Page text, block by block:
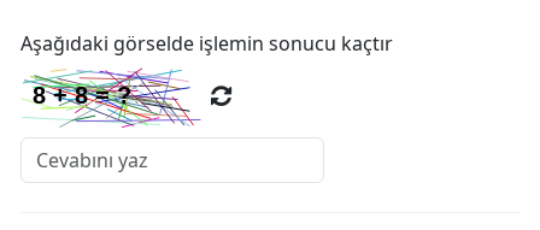
Aşağıdaki görselde işlemin sonucu kaçtır